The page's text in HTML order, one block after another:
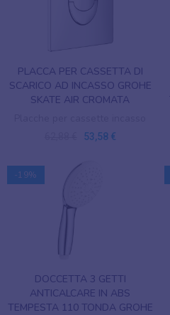
PLACCA PER CASSETTA DI
SCARICO AD INCASSO GROHE
SKATE AIR CROMATA
53,58 €
-19%
DOCCETTA 3 GETTI
ANTICALCARE IN ABS
TEMPESTA 110 TONDA GROHE